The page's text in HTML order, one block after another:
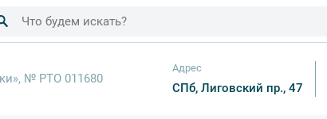
№ РТО 011680
Адрес
СПб, Лиговский пр., 47